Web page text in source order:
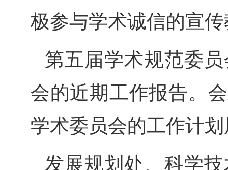
极参与学术诚信的宣
第五届学术规范委
会的近期工作报告。
学术委员会的工作计
发展规划处、科学